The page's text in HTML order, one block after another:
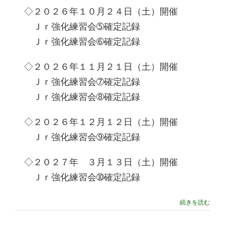
◇２０２６年１０月２４日（土）開催
Ｊｒ強化練習会➄確定記録
Ｊｒ強化練習会➅確定記録
◇２０２６年１１月２１日（土）開催
Ｊｒ強化練習会➆確定記録
Ｊｒ強化練習会➇確定記録
◇２０２６年１２月１２日（土）開催
Ｊｒ強化練習会➈確定記録
◇２０２７年 ３月１３日（土）開催
Ｊｒ強化練習会➉確定記録
続きを読む